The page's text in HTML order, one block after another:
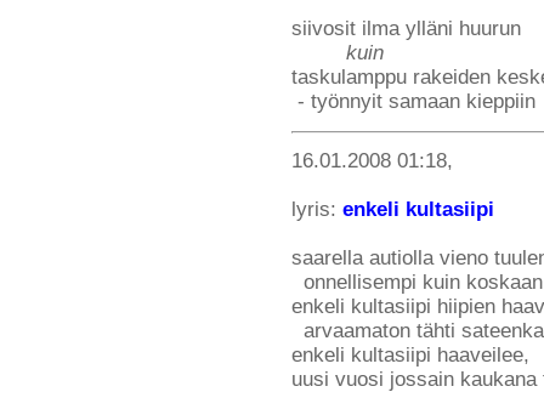
siivosit ilma ylläni huurun
kuin
taskulamppu rakeiden
- työnnyit samaan kieppiin
16.01.2008 01:18,
lyris: enkeli kultasiipi
saarella autiolla vieno
onnellisempi kuin
enkeli kultasiipi hiipien
arvaamaton tähti
enkeli kultasiipi haaveilee,
uusi vuosi jossain kaukana